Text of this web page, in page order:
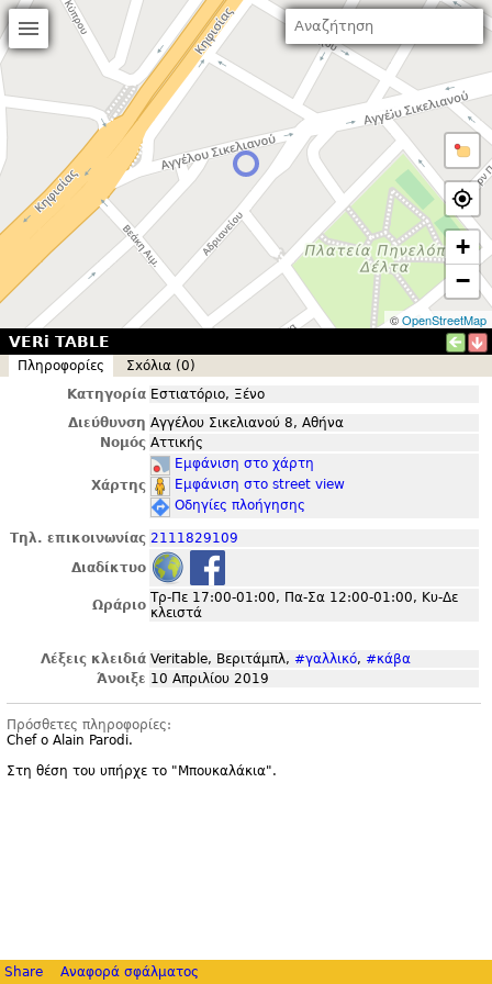
+
−
©OpenStreetMap
VERi TABLE
Πληροφορίες
Σxόλια (0)
Κατηγορία Εστιατόριο, Ξένο
Διεύθυνση Αγγέλου Σικελιανού 8, Αθήνα
Νομός Αττικής
Χάρτης
Εμφάνιση στο χάρτη
Εμφάνιση στο street view
Οδηγίες πλοήγησης
Τηλ. επικοινωνίας 2111829109
Διαδίκτυο
Ωράριο Τρ-Πε 17:00-01:00, Πα-Σα 12:00-01:00, Κυ-Δε
κλειστά
Λέξεις κλειδιά Veritable, Βεριτάμπλ, #γαλλικό, #κάβα
Άνοιξε 10 Απριλίου 2019
Πρόσθετες πληροφορίες:
Chef ο Alain Parodi.
Στη θέση του υπήρχε το " Μπουκαλάκια".
Share Αναφορά σφάλματος